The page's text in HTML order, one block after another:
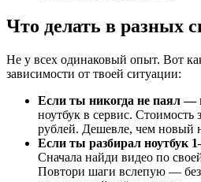
Что делать в разных
Не у всех одинаковый опыт. Вот
зависимости от твоей ситуации:
Если ты никогда не паял —
ноутбук в сервис.
рублей. Дешевле, чем новый
Если ты разбирал ноутбук
Сначала найди видео по
Повтори шаги вслепую —